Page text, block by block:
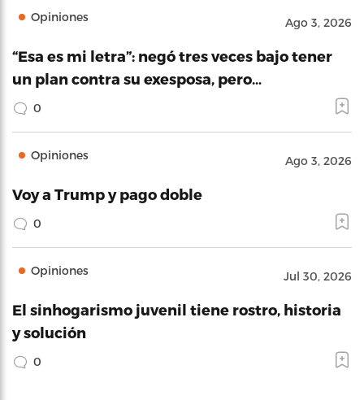
Opiniones Ago 3, 2026
“Esa es mi letra”: negó tres veces bajo tener
un plan contra su exesposa, pero…
0
Opiniones Ago 3, 2026
Voy a Trump y pago doble
0
Opiniones Jul 30, 2026
El sinhogarismo juvenil tiene rostro, historia
y solución
0